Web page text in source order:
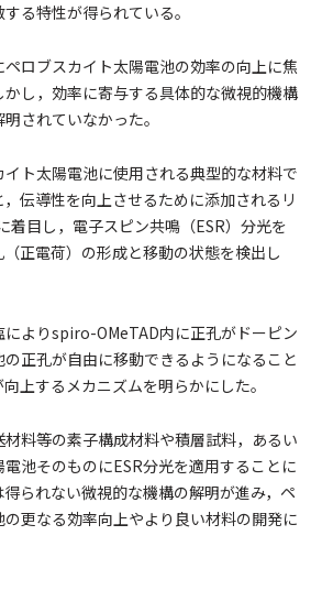
る特性が得られている。
ロブスカイト太陽電池の効率の向上に焦
し，効率に寄与する具体的な微視的機構
されていなかった。
ト太陽電池に使用される典型的な材料で
伝導性を向上させるために添加されるリ
着目し，電子スピン共鳴（ESR）分光を
正電荷）の形成と移動の状態を検出し
によりspiro-OMeTAD内に正孔がドーピン
正孔が自由に移動できるようになること
上するメカニズムを明らかにした。
料等の素子構成材料や積層試料，あるい
池そのものにESR分光を適用することに
られない微視的な機構の解明が進み，ペ
更なる効率向上やより良い材料の開発に